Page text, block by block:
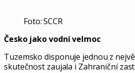
Foto: SCCR
Česko jako vodní velmoc
Tuzemsko disponuje jednou z
skutečnost zaujala i Zahraniční